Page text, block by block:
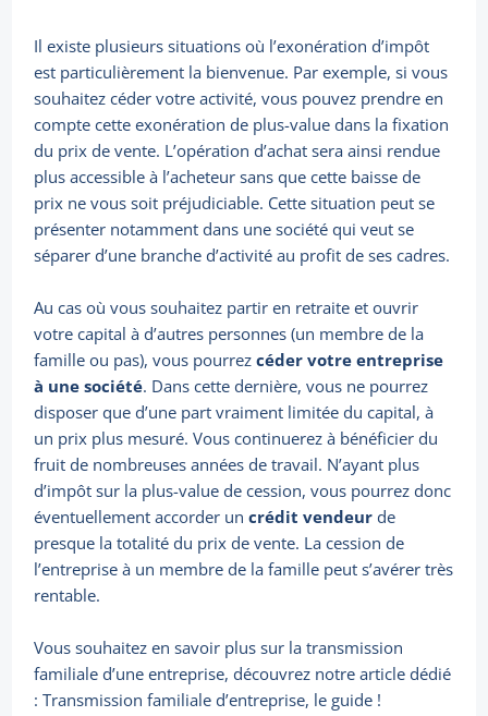
Il existe plusieurs situations où l’exonération d’impôt
est particulièrement la bienvenue. Par exemple, si vous
souhaitez céder votre activité, vous pouvez prendre en
compte cette exonération de plus-value dans la fixation
du prix de vente. L’opération d’achat sera ainsi rendue
plus accessible à l’acheteur sans que cette baisse de
prix ne vous soit préjudiciable. Cette situation peut se
présenter notamment dans une société qui veut se
séparer d’une branche d’activité au profit de ses cadres.
Au cas où vous souhaitez partir en retraite et ouvrir
votre capital à d’autres personnes (un membre de la
famille ou pas), vous pourrezcéder votre entreprise
à une société. Dans cette dernière, vous ne pourrez
disposer que d’une part vraiment limitée du capital, à
un prix plus mesuré. Vous continuerez à bénéficier du
fruit de nombreuses années de travail. N’ayant plus
d’impôt sur la plus-value de cession, vous pourrez donc
éventuellement accorder uncrédit vendeur de
presque la totalité du prix de vente. La cession de
l’entreprise à un membre de la famille peut s’avérer très
rentable.
Vous souhaitez en savoir plus sur la transmission
familiale d’une entreprise, découvrez notre article dédié
: Transmission familiale d’entreprise, le guide !